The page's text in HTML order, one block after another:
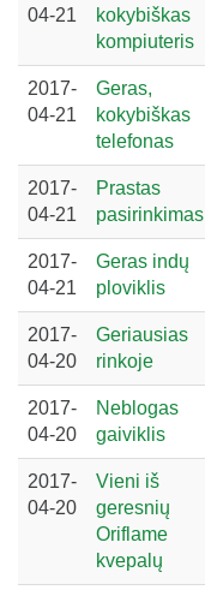
04-21
kokybiškas
kompiuteris
2017-
04-21
Geras,
kokybiškas
telefonas
2017-
04-21
Prastas
pasirinkimas
2017-
04-21
Geras indų
ploviklis
2017-
04-20
Geriausias
rinkoje
2017-
04-20
Neblogas
gaiviklis
2017-
04-20
Vieni iš
geresnių
Oriflame
kvepalų